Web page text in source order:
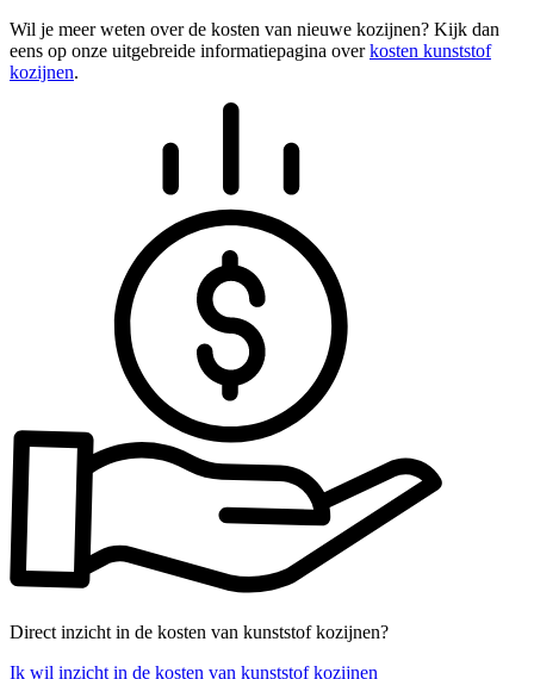
Wil je meer weten over de kosten van nieuwe kozijnen? Kijk dan
eens op onze uitgebreide informatiepagina overkosten kunststof
kozijnen.
Direct inzicht in de kosten van kunststof kozijnen?
Ik wil inzicht in de kosten van kunststof kozijnen